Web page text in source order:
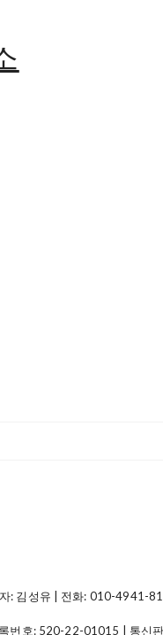
: 김성유 | 전화: 010-4941-
번호: 520-22-01015 | 통신